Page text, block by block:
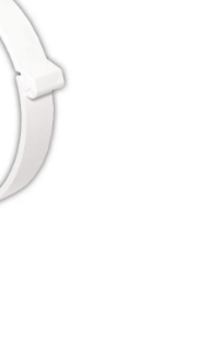
PÍSKEM